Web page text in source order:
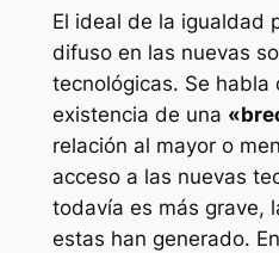
El ideal de la igualdad
difuso en las nuevas
tecnológicas. Se habla
existencia de una
relación al mayor o
acceso a las nuevas
todavía es más grave,
estas han generado.